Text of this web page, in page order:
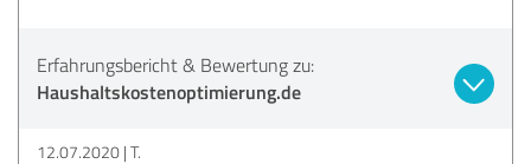
Erfahrungsbericht & Bewertung zu:
Haushaltskostenoptimierung.de
12.07.2020 T.